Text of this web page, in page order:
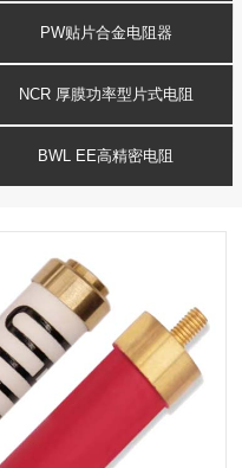
PW贴片合金电阻器
NCR 厚膜功率型片式电阻
BWL EE高精密电阻